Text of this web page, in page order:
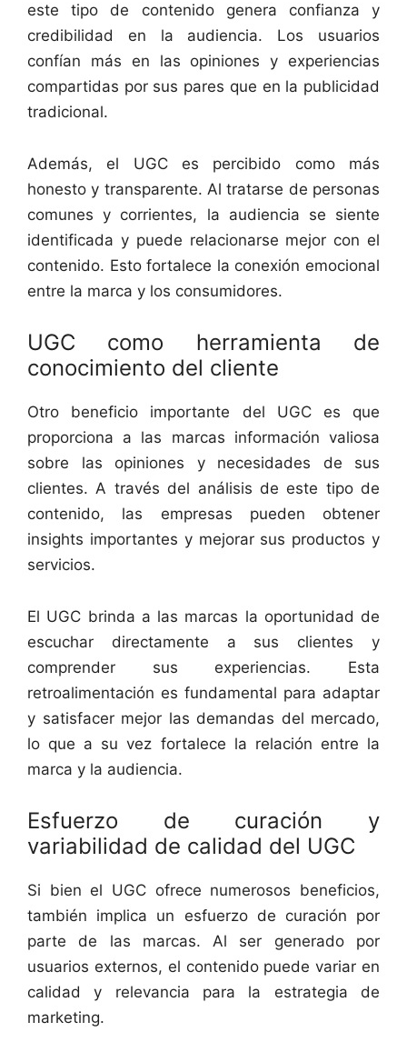
este tipo de contenido genera confianza y
credibilidad en la audiencia. Los usuarios
confían más en las opiniones y experiencias
compartidas por sus pares que en la publicidad
tradicional.
Además, el UGC es percibido como más
honesto y transparente. Al tratarse de personas
comunes y corrientes, la audiencia se siente
identificada y puede relacionarse mejor con el
contenido. Esto fortalece la conexión emocional
entre la marca y los consumidores.
UGC como herramienta de
conocimiento del cliente
Otro beneficio importante del UGC es que
proporciona a las marcas información valiosa
sobre las opiniones y necesidades de sus
clientes. A través del análisis de este tipo de
contenido, las empresas pueden obtener
insights importantes y mejorar sus productos y
servicios.
El UGC brinda a las marcas la oportunidad de
escuchar directamente a sus clientes y
comprender sus experiencias. Esta
retroalimentación es fundamental para adaptar
y satisfacer mejor las demandas del mercado,
lo que a su vez fortalece la relación entre la
marca y la audiencia.
Esfuerzo de curación y
variabilidad de calidad del UGC
Si bien el UGC ofrece numerosos beneficios,
también implica un esfuerzo de curación por
parte de las marcas. Al ser generado por
usuarios externos, el contenido puede variar en
calidad y relevancia para la estrategia de
marketing.